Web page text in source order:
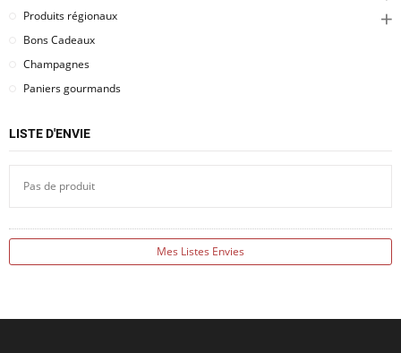
Produits régionaux
Bons Cadeaux
Champagnes
Paniers gourmands
LISTE D'ENVIE
Pas de produit
Mes Listes Envies